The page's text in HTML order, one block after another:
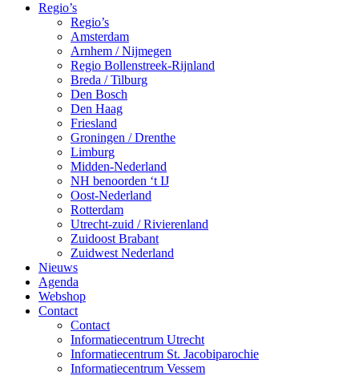
Regio’s
Regio’s
Amsterdam
Arnhem / Nijmegen
Regio Bollenstreek-Rijnland
Breda / Tilburg
Den Bosch
Den Haag
Friesland
Groningen / Drenthe
Limburg
Midden-Nederland
NH benoorden ‘t IJ
Oost-Nederland
Rotterdam
Utrecht-zuid / Rivierenland
Zuidoost Brabant
Zuidwest Nederland
Nieuws
Agenda
Webshop
Contact
Contact
Informatiecentrum Utrecht
Informatiecentrum St. Jacobiparochie
Informatiecentrum Vessem